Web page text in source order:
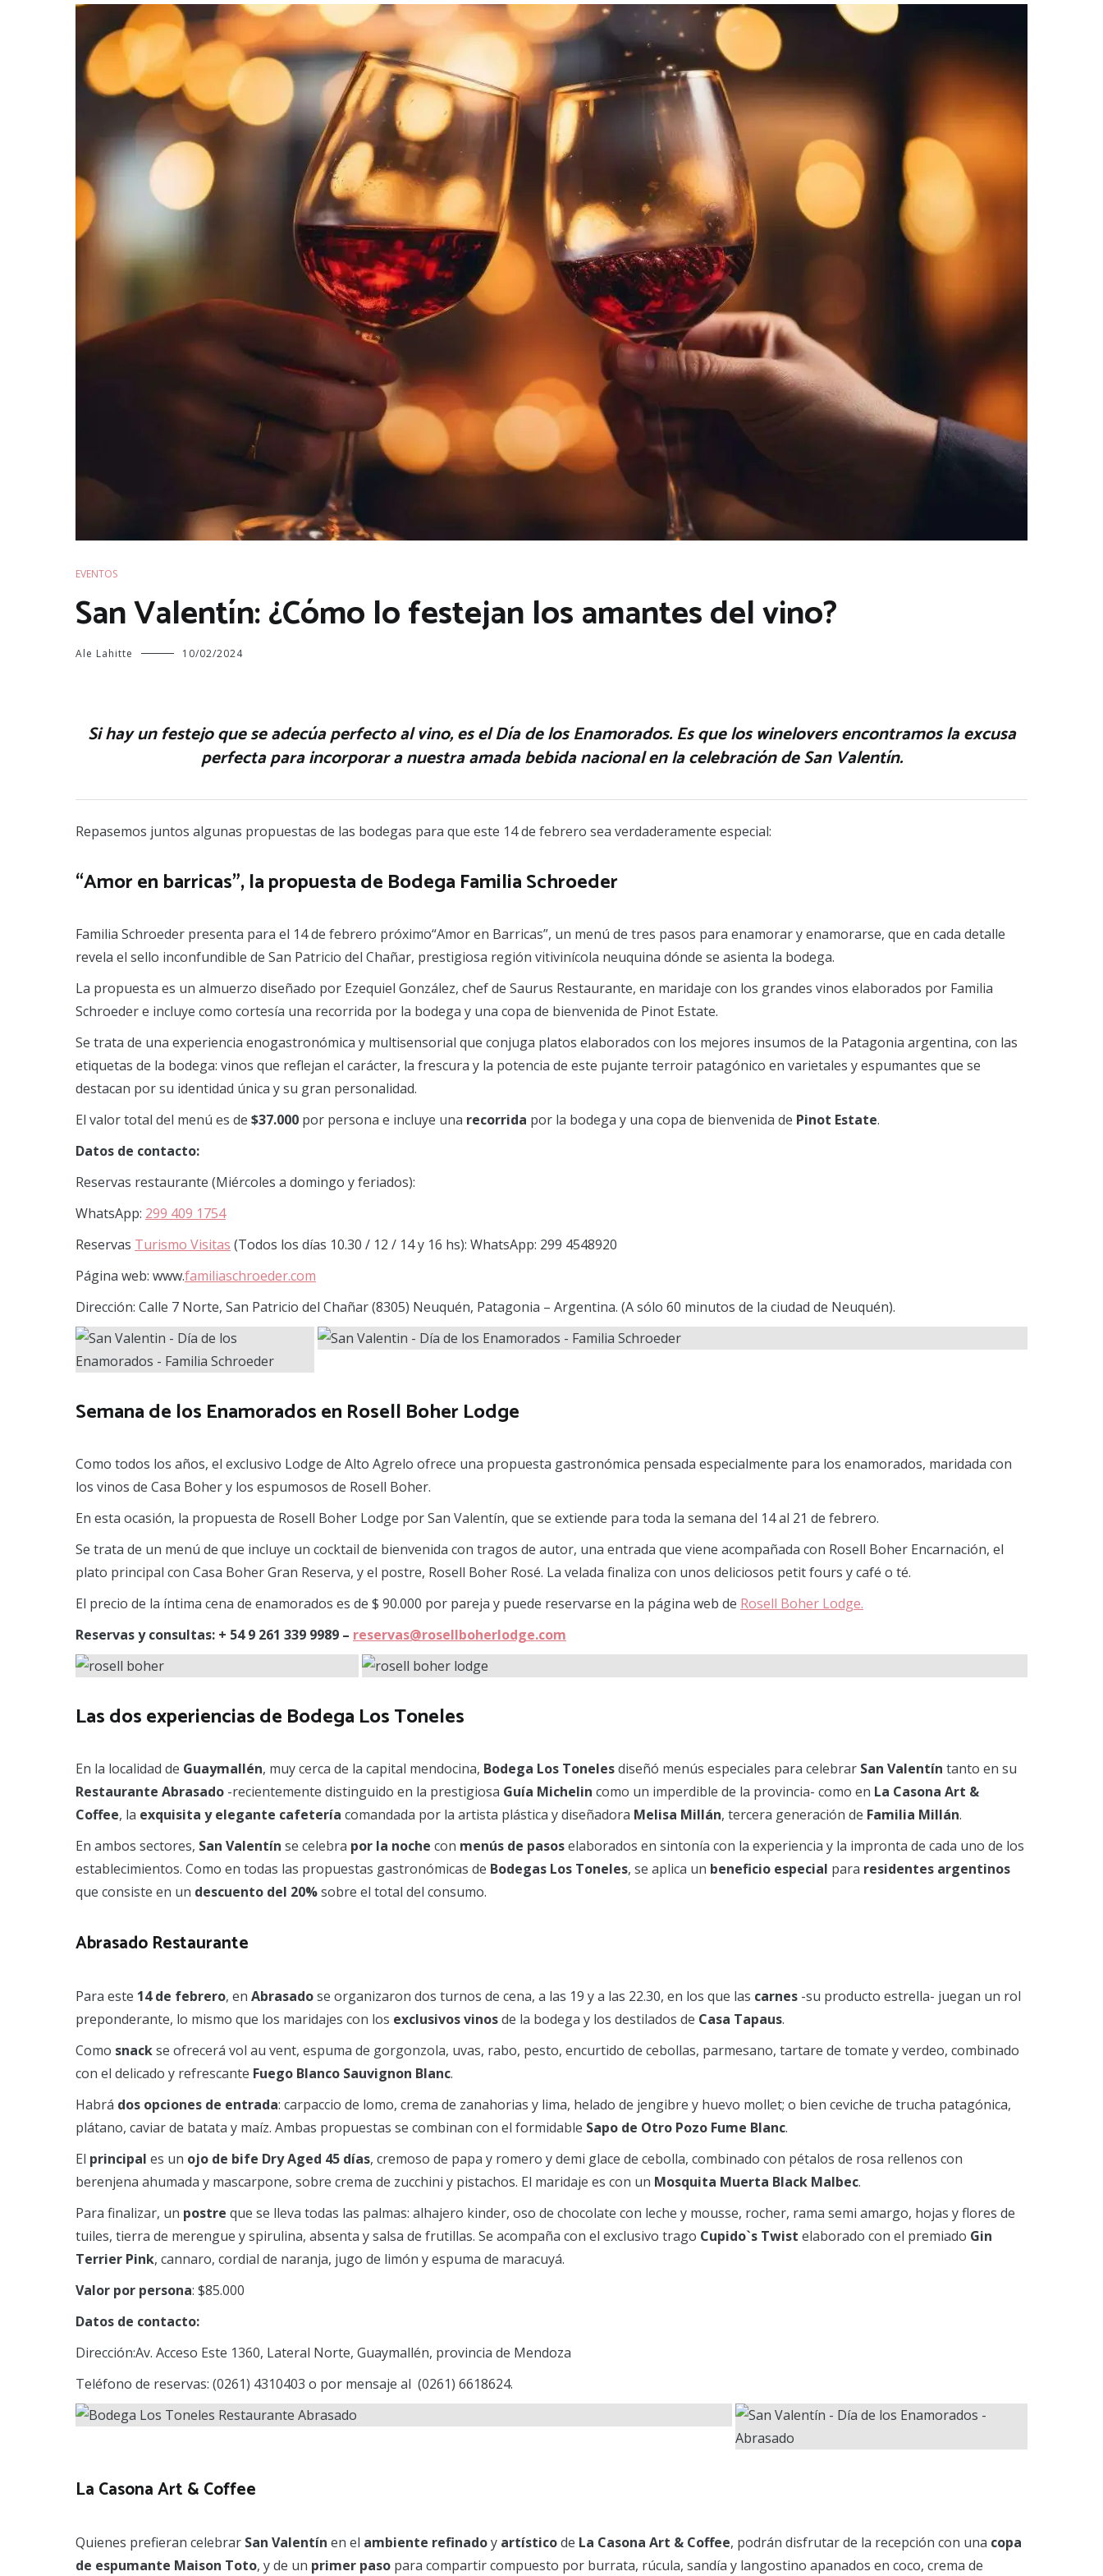
EVENTOS
San Valentín: ¿Cómo lo festejan los amantes del vino?
Ale Lahitte 10/02/2024
Si hay un festejo que se adecúa perfecto al vino, es el Día de los Enamorados. Es que los winelovers encontramos la excusa
perfecta para incorporar a nuestra amada bebida nacional en la celebración de San Valentín.
Repasemos juntos algunas propuestas de las bodegas para que este 14 de febrero sea verdaderamente especial:
“Amor en barricas”, la propuesta de Bodega Familia Schroeder
Familia Schroeder presenta para el 14 de febrero próximo“Amor en Barricas”, un menú de tres pasos para enamorar y enamorarse, que en cada detalle
revela el sello inconfundible de San Patricio del Chañar, prestigiosa región vitivinícola neuquina dónde se asienta la bodega.
La propuesta es un almuerzo diseñado por Ezequiel González, chef de Saurus Restaurante, en maridaje con los grandes vinos elaborados por Familia
Schroeder e incluye como cortesía una recorrida por la bodega y una copa de bienvenida de Pinot Estate.
Se trata de una experiencia enogastronómica y multisensorial que conjuga platos elaborados con los mejores insumos de la Patagonia argentina, con las
etiquetas de la bodega: vinos que reflejan el carácter, la frescura y la potencia de este pujante terroir patagónico en varietales y espumantes que se
destacan por su identidad única y su gran personalidad.
El valor total del menú es de $37.000 por persona e incluye una recorrida por la bodega y una copa de bienvenida de Pinot Estate.
Datos de contacto:
Reservas restaurante (Miércoles a domingo y feriados):
WhatsApp: 299 409 1754
Reservas Turismo Visitas (Todos los días 10.30 / 12 / 14 y 16 hs): WhatsApp: 299 4548920
Página web: www.familiaschroeder.com
Dirección: Calle 7 Norte, San Patricio del Chañar (8305) Neuquén, Patagonia – Argentina. (A sólo 60 minutos de la ciudad de Neuquén).
Semana de los Enamorados en Rosell Boher Lodge
Como todos los años, el exclusivo Lodge de Alto Agrelo ofrece una propuesta gastronómica pensada especialmente para los enamorados, maridada con
los vinos de Casa Boher y los espumosos de Rosell Boher.
En esta ocasión, la propuesta de Rosell Boher Lodge por San Valentín, que se extiende para toda la semana del 14 al 21 de febrero.
Se trata de un menú de que incluye un cocktail de bienvenida con tragos de autor, una entrada que viene acompañada con Rosell Boher Encarnación, el
plato principal con Casa Boher Gran Reserva, y el postre, Rosell Boher Rosé. La velada finaliza con unos deliciosos petit fours y café o té.
El precio de la íntima cena de enamorados es de $ 90.000 por pareja y puede reservarse en la página web de Rosell Boher Lodge.
Reservas y consultas: + 54 9 261 339 9989 – reservas@rosellboherlodge.com
Las dos experiencias de Bodega Los Toneles
En la localidad de Guaymallén, muy cerca de la capital mendocina, Bodega Los Tonelesdiseñó menús especiales para celebrar San Valentín tanto en su
Restaurante Abrasado -recientemente distinguido en la prestigiosa Guía Michelin como un imperdible de la provincia- como en La Casona Art &
Coffee, la exquisita y elegante cafetería comandada por la artista plástica y diseñadora Melisa Millán, tercera generación de Familia Millán.
En ambos sectores, San Valentín se celebra por la noche con menús de pasoselaborados en sintonía con la experiencia y la impronta de cada uno de los
establecimientos. Como en todas las propuestas gastronómicas de Bodegas Los Toneles, se aplica un beneficio especial para residentes argentinos
que consiste en un descuento del 20%sobre el total del consumo.
Abrasado Restaurante
Para este 14 de febrero, en Abrasadose organizaron dos turnos de cena, a las 19 y a las 22.30, en los que las carnes -su producto estrella- juegan un rol
preponderante, lo mismo que los maridajes con los exclusivos vinosde la bodega y los destilados de Casa Tapaus.
Como snackse ofrecerá vol au vent, espuma de gorgonzola, uvas, rabo, pesto, encurtido de cebollas, parmesano, tartare de tomate y verdeo, combinado
con el delicado y refrescante Fuego Blanco Sauvignon Blanc.
Habrá dos opciones de entrada: carpaccio de lomo, crema de zanahorias y lima, helado de jengibre y huevo mollet; o bien ceviche de trucha patagónica,
plátano, caviar de batata y maíz. Ambas propuestas se combinan con el formidable Sapo de Otro Pozo Fume Blanc.
El principal es un ojo de bife Dry Aged 45 días, cremoso de papa y romero y demi glace de cebolla, combinado con pétalos de rosa rellenos con
berenjena ahumada y mascarpone, sobre crema de zucchini y pistachos. El maridaje es con un Mosquita Muerta Black Malbec.
Para finalizar, un postre que se lleva todas las palmas: alhajero kinder, oso de chocolate con leche y mousse, rocher, rama semi amargo, hojas y flores de
tuiles, tierra de merengue y spirulina, absenta y salsa de frutillas. Se acompaña con el exclusivo trago Cupido`s Twist elaborado con el premiado Gin
Terrier Pink, cannaro, cordial de naranja, jugo de limón y espuma de maracuyá.
Valor por persona: $85.000
Datos de contacto:
Dirección:Av. Acceso Este 1360, Lateral Norte, Guaymallén, provincia de Mendoza
Teléfono de reservas: (0261) 4310403 o por mensaje al (0261) 6618624.
La Casona Art & Coffee
Quienes prefieran celebrar San Valentín en el ambiente refinadoy artísticode La Casona Art & Coffee, podrán disfrutar de la recepción con una copa
de espumante Maison Toto, y de un primer paso para compartir compuesto por burrata, rúcula, sandía y langostino apanados en coco, crema de